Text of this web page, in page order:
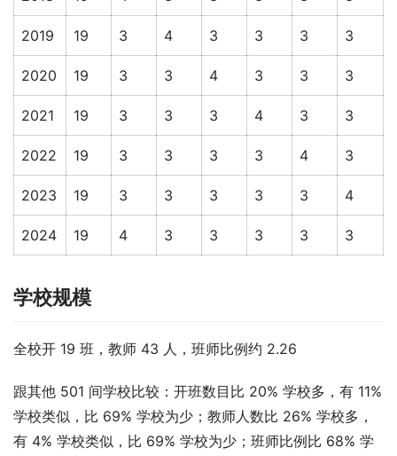
2019 19 3 4 3 3 3 3
2020 19 3 3 4 3 3 3
2021 19 3 3 3 4 3 3
2022 19 3 3 3 3 4 3
2023 19 3 3 3 3 3 4
2024 19 4 3 3 3 3 3
学校规模
全校开 19 班，教师 43 人，班师比例约 2.26
跟其他 501 间学校比较：开班数目比 20% 学校多，有 11%
学校类似，比 69% 学校为少；教师人数比 26% 学校多，
有 4% 学校类似，比 69% 学校为少；班师比例比 68% 学